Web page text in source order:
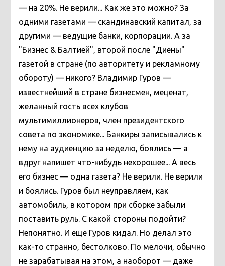
— на 20%. Не верили... Как же это можно? За
одними газетами — скандинавский капитал, за
другими — ведущие банки, корпорации. А за
"Бизнес & Балтией", второй после "Диены"
газетой в стране (по авторитету и рекламному
обороту) — никого? Владимир Гуров —
известнейший в стране бизнесмен, меценат,
желанный гость всех клубов
мультимиллионеров, член президентского
совета по экономике... Банкиры записывались к
нему на аудиенцию за неделю, боялись — а
вдруг напишет что-нибудь нехорошее... А весь
его бизнес — одна газета? Не верили. Не верили
и боялись. Гуров был неуправляем, как
автомобиль, в котором при сборке забыли
поставить руль. С какой стороны подойти?
Непонятно. И еще Гуров кидал. Но делал это
как-то странно, бестолково. По мелочи, обычно
не зарабатывая на этом, а наоборот — даже